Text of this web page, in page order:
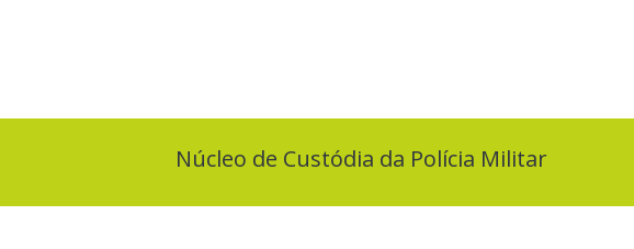
Núcleo de Custódia da Polícia Militar